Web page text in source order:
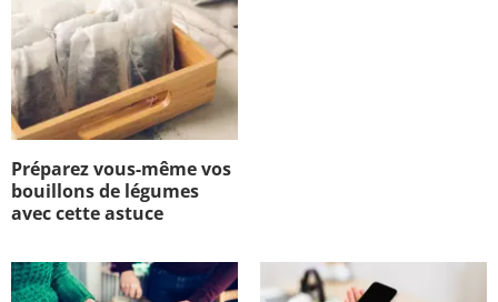
Préparez vous-même vos
bouillons de légumes
avec cette astuce